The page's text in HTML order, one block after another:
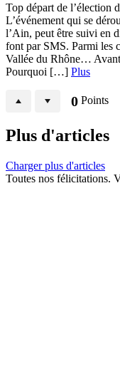
Top départ de l’élection
L’événement qui se
l’Ain, peut être suivi en
font par SMS. Parmi les
Vallée du Rhône… Avant
Pourquoi […] Plus
0 Points
Plus d'articles
Charger plus d'articles
Toutes nos félicitations.